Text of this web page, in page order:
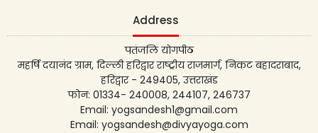
Address
पतंजलि योगपीठ
महर्षि दयानंद ग्राम, दिल्ली हरिद्वार राष्ट्रीय राजमार्ग, निकट बहादराबाद,
हरिद्वार - 249405, उत्तराखंड
फोन: 01334- 240008, 244107, 246737
Email: yogsandesh1@gmail.com
Email: yogsandesh@divyayoga.com